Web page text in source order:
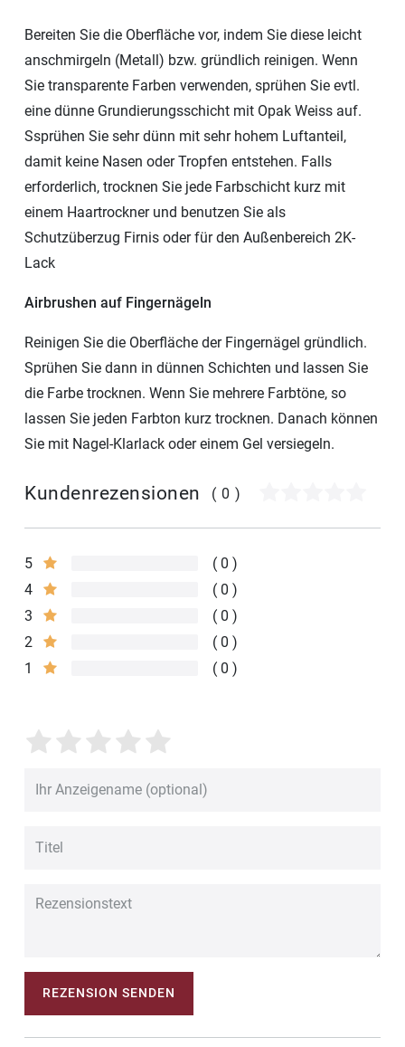
Bereiten Sie die Oberfläche vor, indem Sie diese leicht
anschmirgeln (Metall) bzw. gründlich reinigen. Wenn
Sie transparente Farben verwenden, sprühen Sie evtl.
eine dünne Grundierungsschicht mit Opak Weiss auf.
Ssprühen Sie sehr dünn mit sehr hohem Luftanteil,
damit keine Nasen oder Tropfen entstehen. Falls
erforderlich, trocknen Sie jede Farbschicht kurz mit
einem Haartrockner und benutzen Sie als
Schutzüberzug Firnis oder für den Außenbereich 2K-
Lack
Airbrushen auf Fingernägeln
Reinigen Sie die Oberfläche der Fingernägel gründlich.
Sprühen Sie dann in dünnen Schichten und lassen Sie
die Farbe trocknen. Wenn Sie mehrere Farbtöne, so
lassen Sie jeden Farbton kurz trocknen. Danach können
Sie mit Nagel-Klarlack oder einem Gel versiegeln.
Kundenrezensionen (0)
5
0
4
0
3
0
2
0
1
0
REZENSION SENDEN